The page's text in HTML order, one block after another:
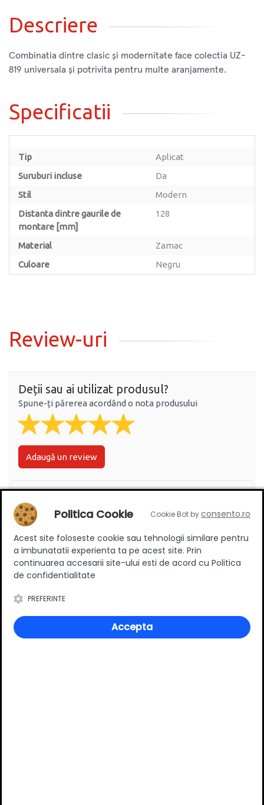
Descriere
Combinatia dintre clasic și modernitate face colectia UZ-
819 universala și potrivita pentru multe aranjamente.
Specificatii
Tip
Aplicat
Suruburi incluse
Da
Stil
Modern
Distanta dintre gaurile de
montare [mm]
128
Material
Zamac
Culoare
Negru
Review-uri
Deții sau ai utilizat produsul?
Spune-ți părerea acordând o nota produsului
Adaugă un review
0(0 review-uri)
Întrebări și răspunsuri
Politica Cookie Cookie Bot byconsento.ro
Acest site foloseste cookie sau tehnologii similare pentru
a imbunatatii experienta ta pe acest site. Prin
continuarea accesarii site-ului esti de acord cu Politica
de confidentialitate
PREFERINTE
Accepta